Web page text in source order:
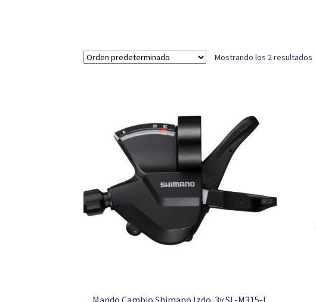
Mostrando los 2 resultados